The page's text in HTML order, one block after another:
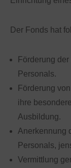
Der Fonds hat
Förderung
Personals.
Förderung
ihre
Ausbildung.
Anerkennung
Personals,
Vermittlung